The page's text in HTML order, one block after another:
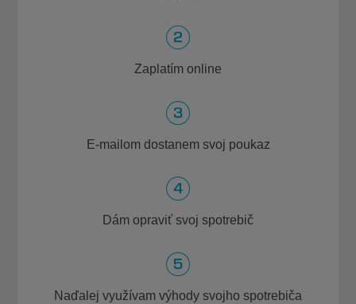
Zaplatím online
E-mailom dostanem svoj poukaz
Dám opraviť svoj spotrebič
Naďalej využívam výhody svojho spotrebiča